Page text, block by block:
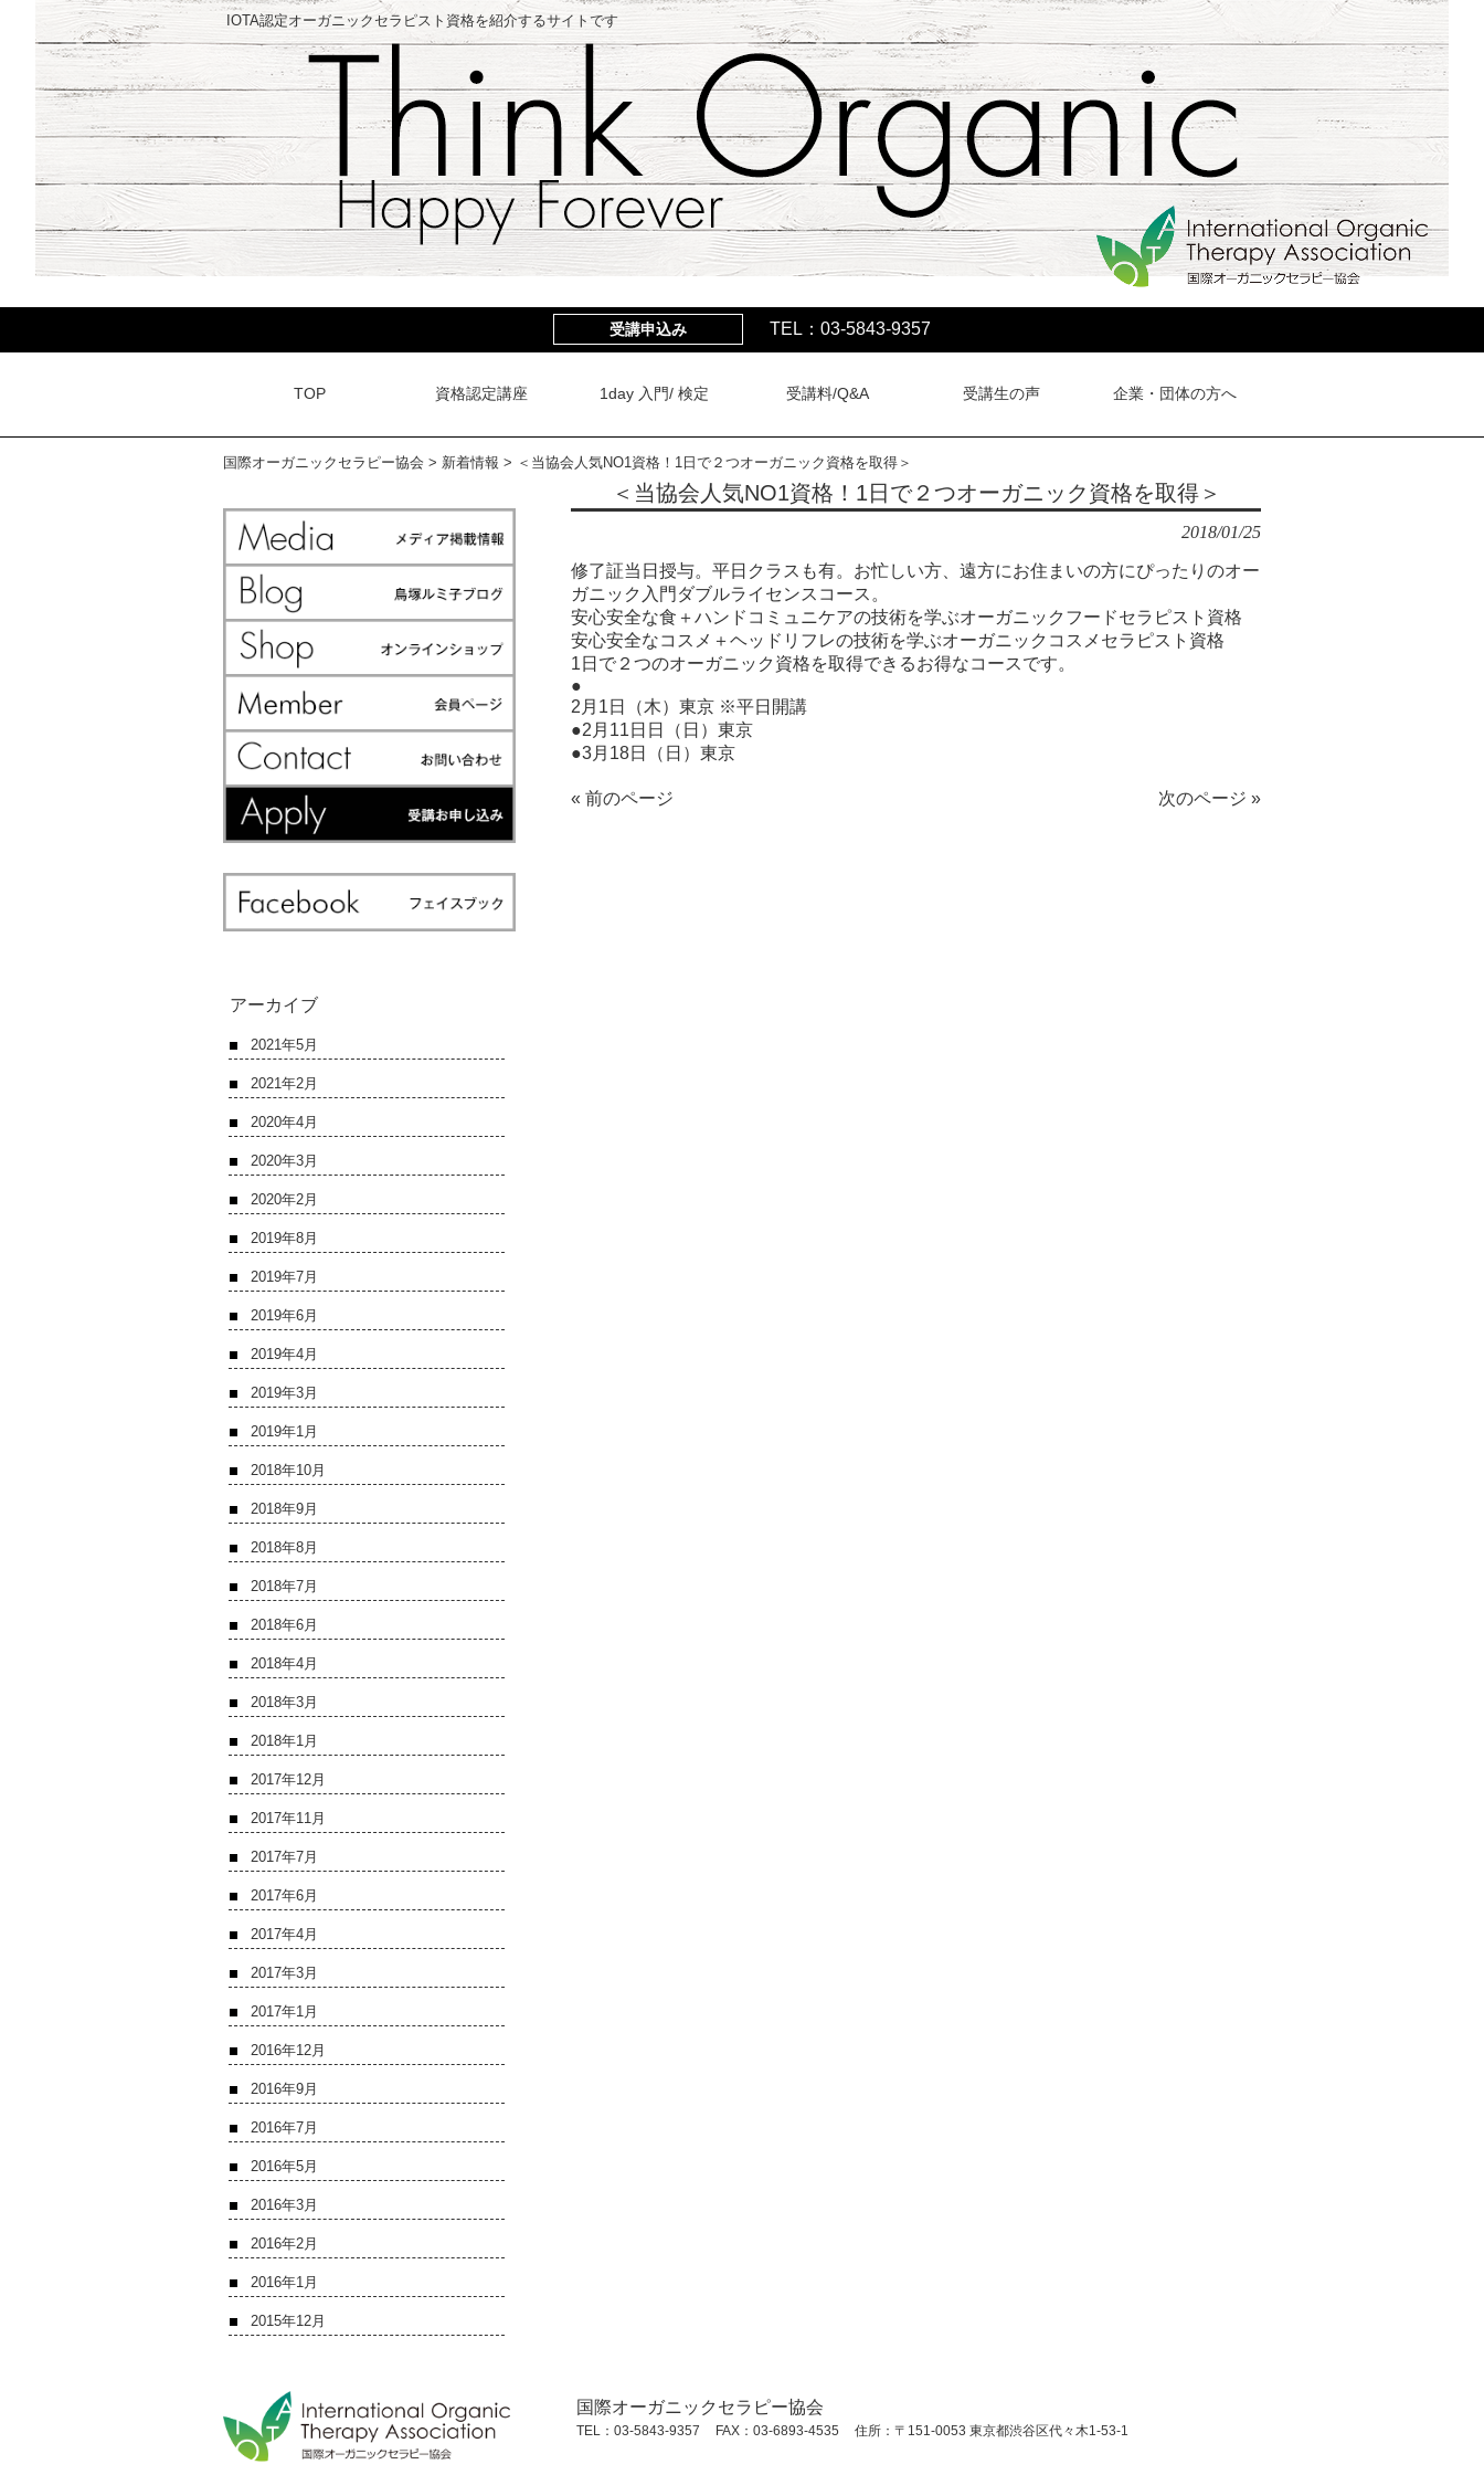
IOTA認定オーガニックセラピスト資格を紹介するサイトです
受講申込み TEL：03-5843-9357
TOP 資格認定講座 1day 入門/ 検定 受講料/Q&A 受講生の声 企業・団体の方へ
国際オーガニックセラピー協会 > 新着情報 > ＜当協会人気NO1資格！1日で２つオーガニック資格を取得＞
＜当協会人気NO1資格！1日で２つオーガニック資格を取得＞
2018/01/25
修了証当日授与。平日クラスも有。お忙しい方、遠方にお住まいの方にぴったりのオー
ガニック入門ダブルライセンスコース。
安心安全な食＋ハンドコミュニケアの技術を学ぶオーガニックフードセラピスト資格
安心安全なコスメ＋ヘッドリフレの技術を学ぶオーガニックコスメセラピスト資格
1日で２つのオーガニック資格を取得できるお得なコースです。
●
2月1日（木）東京 ※平日開講
●2月11日日（日）東京
●3月18日（日）東京
« 前のページ 次のページ »
アーカイブ
2021年5月
2021年2月
2020年4月
2020年3月
2020年2月
2019年8月
2019年7月
2019年6月
2019年4月
2019年3月
2019年1月
2018年10月
2018年9月
2018年8月
2018年7月
2018年6月
2018年4月
2018年3月
2018年1月
2017年12月
2017年11月
2017年7月
2017年6月
2017年4月
2017年3月
2017年1月
2016年12月
2016年9月
2016年7月
2016年5月
2016年3月
2016年2月
2016年1月
2015年12月
国際オーガニックセラピー協会
TEL：03-5843-9357 FAX：03-6893-4535 住所：〒151-0053 東京都渋谷区代々木1-53-1